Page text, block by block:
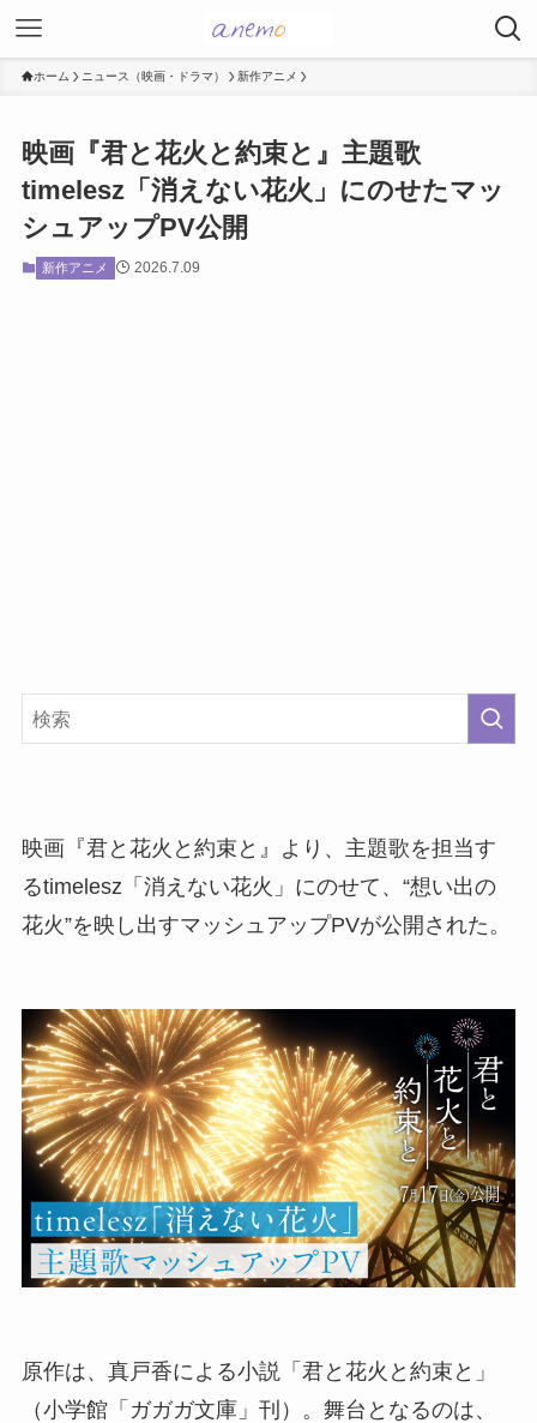
ホーム ニュース（映画・ドラマ） 新作アニメ
映画『君と花火と約束と』主題歌
timelesz「消えない花火」にのせたマッ
シュアップPV公開
新作アニメ 2026.7.09
映画『君と花火と約束と』より、主題歌を担当す
るtimelesz「消えない花火」にのせて、“想い出の
花火”を映し出すマッシュアップPVが公開された。
原作は、真戸香による小説「君と花火と約束と」
（小学館「ガガガ文庫」刊）。舞台となるのは、